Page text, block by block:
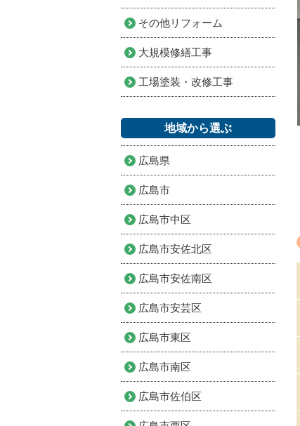
その他リフォーム
大規模修繕工事
工場塗装・改修工事
地域から選ぶ
広島県
広島市
広島市中区
広島市安佐北区
広島市安佐南区
広島市安芸区
広島市東区
広島市南区
広島市佐伯区